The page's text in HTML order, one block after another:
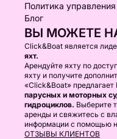
Политика
Блог
ВЫ МОЖЕТЕ
Click&Boat является
яхт.
Арендуйте яхту по
яхту и получите
«Click&Boat»
парусных и моторных
гидроциклов. Выберите
аренды и свяжитесь с
информации с помощью
ОТЗЫВЫ КЛИЕНТОВ